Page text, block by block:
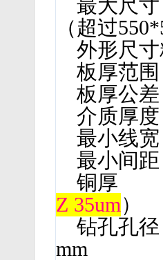
最大
（超过
外形
板厚
板厚
介质
最
最
铜厚
Z 35um）
钻孔
mm